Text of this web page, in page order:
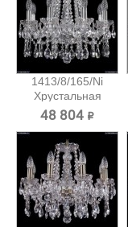
1413/8/165/Ni
Хрустальная
подвесная...
48 804 ₽